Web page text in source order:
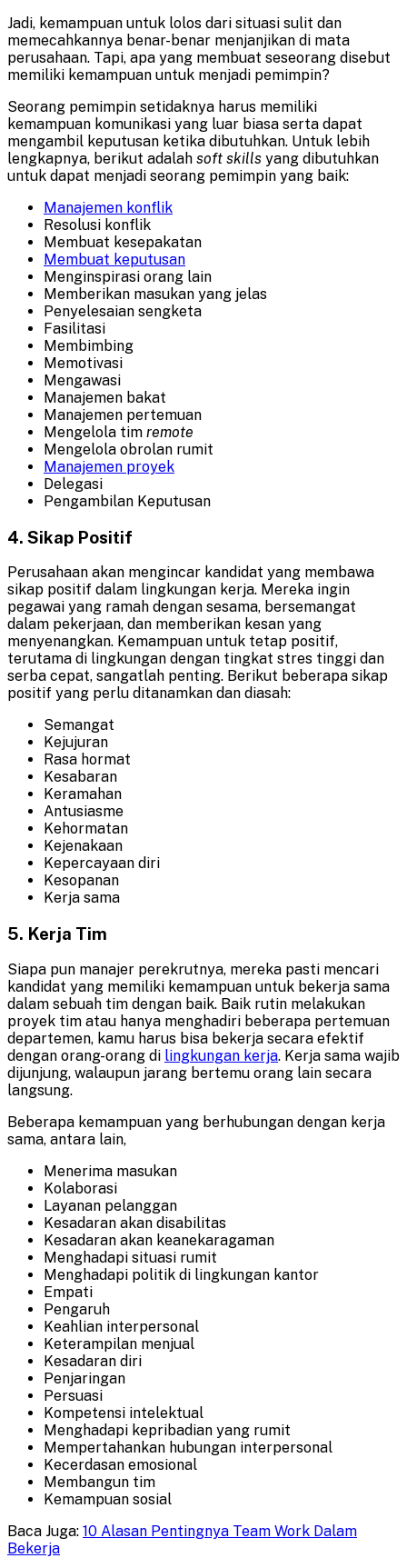
Jadi, kemampuan untuk lolos dari situasi sulit dan
memecahkannya benar-benar menjanjikan di mata
perusahaan. Tapi, apa yang membuat seseorang disebut
memiliki kemampuan untuk menjadi pemimpin?
Seorang pemimpin setidaknya harus memiliki
kemampuan komunikasi yang luar biasa serta dapat
mengambil keputusan ketika dibutuhkan. Untuk lebih
lengkapnya, berikut adalah soft skills yang dibutuhkan
untuk dapat menjadi seorang pemimpin yang baik:
Manajemen konflik
Resolusi konflik
Membuat kesepakatan
Membuat keputusan
Menginspirasi orang lain
Memberikan masukan yang jelas
Penyelesaian sengketa
Fasilitasi
Membimbing
Memotivasi
Mengawasi
Manajemen bakat
Manajemen pertemuan
Mengelola tim remote
Mengelola obrolan rumit
Manajemen proyek
Delegasi
Pengambilan Keputusan
4. Sikap Positif
Perusahaan akan mengincar kandidat yang membawa
sikap positif dalam lingkungan kerja. Mereka ingin
pegawai yang ramah dengan sesama, bersemangat
dalam pekerjaan, dan memberikan kesan yang
menyenangkan. Kemampuan untuk tetap positif,
terutama di lingkungan dengan tingkat stres tinggi dan
serba cepat, sangatlah penting. Berikut beberapa sikap
positif yang perlu ditanamkan dan diasah:
Semangat
Kejujuran
Rasa hormat
Kesabaran
Keramahan
Antusiasme
Kehormatan
Kejenakaan
Kepercayaan diri
Kesopanan
Kerja sama
5. Kerja Tim
Siapa pun manajer perekrutnya, mereka pasti mencari
kandidat yang memiliki kemampuan untuk bekerja sama
dalam sebuah tim dengan baik. Baik rutin melakukan
proyek tim atau hanya menghadiri beberapa pertemuan
departemen, kamu harus bisa bekerja secara efektif
dengan orang-orang di lingkungan kerja. Kerja sama wajib
dijunjung, walaupun jarang bertemu orang lain secara
langsung.
Beberapa kemampuan yang berhubungan dengan kerja
sama, antara lain,
Menerima masukan
Kolaborasi
Layanan pelanggan
Kesadaran akan disabilitas
Kesadaran akan keanekaragaman
Menghadapi situasi rumit
Menghadapi politik di lingkungan kantor
Empati
Pengaruh
Keahlian interpersonal
Keterampilan menjual
Kesadaran diri
Penjaringan
Persuasi
Kompetensi intelektual
Menghadapi kepribadian yang rumit
Mempertahankan hubungan interpersonal
Kecerdasan emosional
Membangun tim
Kemampuan sosial
Baca Juga: 10 Alasan Pentingnya Team Work Dalam
Bekerja